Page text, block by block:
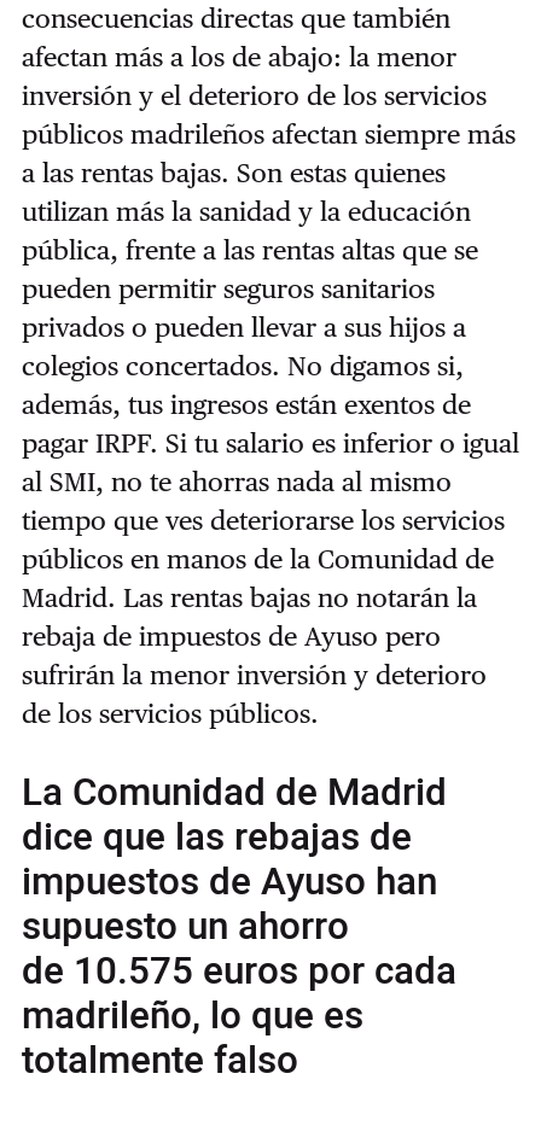
consecuencias directas que también
afectan más a los de abajo: la menor
inversión y el deterioro de los servicios
públicos madrileños afectan siempre más
a las rentas bajas. Son estas quienes
utilizan más la sanidad y la educación
pública, frente a las rentas altas que se
pueden permitir seguros sanitarios
privados o pueden llevar a sus hijos a
colegios concertados. No digamos si,
además, tus ingresos están exentos de
pagar IRPF. Si tu salario es inferior o igual
al SMI, no te ahorras nada al mismo
tiempo que ves deteriorarse los servicios
públicos en manos de la Comunidad de
Madrid. Las rentas bajas no notarán la
rebaja de impuestos de Ayuso pero
sufrirán la menor inversión y deterioro
de los servicios públicos.
La Comunidad de Madrid
dice que las rebajas de
impuestos de Ayuso han
supuesto un ahorro
de 10.575 euros por cada
madrileño, lo que es
totalmente falso